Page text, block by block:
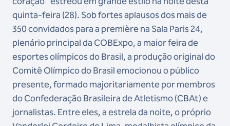
quinta-feira (28). Sob fortes aplausos dos mais de
350 convidados para a première na Sala Paris 24,
plenário principal da COBExpo, a maior feira de
esportes olímpicos do Brasil, a produção original do
Comitê Olímpico do Brasil emocionou o público
presente, formado majoritariamente por membros
do Confederação Brasileira de Atletismo (CBAt) e
jornalistas. Entre eles, a estrela da noite, o próprio